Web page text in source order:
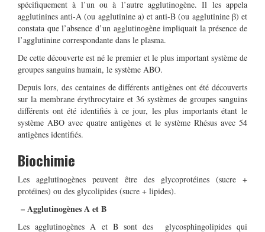
spécifiquement à l’un ou à l’autre agglutinogène. Il les appela
agglutinines anti-A (ou agglutinine a) et anti-B (ou agglutinine β) et
constata que l’absence d’un agglutinogène impliquait la présence de
l’agglutinine correspondante dans le plasma.
De cette découverte est né le premier et le plus important système de
groupes sanguins humain, le système ABO.
Depuis lors, des centaines de différents antigènes ont été découverts
sur la membrane érythrocytaire et 36 systèmes de groupes sanguins
différents ont été identifiés à ce jour, les plus importants étant le
système ABO avec quatre antigènes et le système Rhésus avec 54
antigènes identifiés.
Biochimie
Les agglutinogènes peuvent être des glycoprotéines (sucre +
protéines) ou des glycolipides (sucre + lipides).
– Agglutinogènes A et B
Les agglutinogènes A et B sont des glycosphingolipides qui